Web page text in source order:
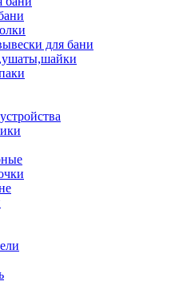
для бани